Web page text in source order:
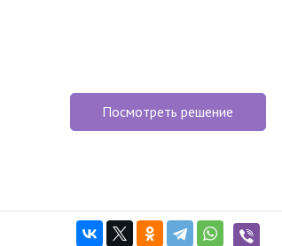
Посмотреть решение